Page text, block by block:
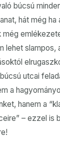
búcsú
hát még ha
még
lehet slampos,
utcai
a
hanem a
– ezzel is